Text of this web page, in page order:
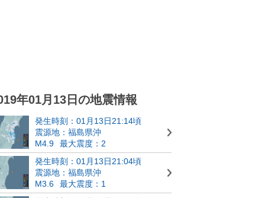
年01月13日の地震情報
発生時刻：01月13日21:14頃
震源地：福島県沖
M4.9
最大震度：2
発生時刻：01月13日21:04頃
震源地：福島県沖
M3.6
最大震度：1